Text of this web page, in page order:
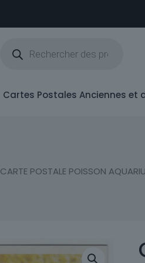
produits
Cartes Postales Anciennes et
CARTE POSTALE POISSON